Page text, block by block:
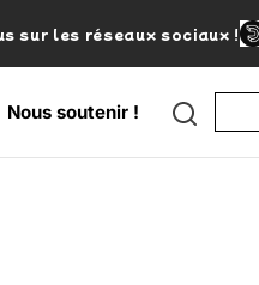
sur les réseaux sociaux !
Nous soutenir ! Search